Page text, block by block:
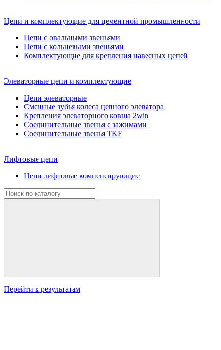
Цепи и комплектующие для цементной промышленности
Цепи с овальными звеньями
Цепи с кольцевыми звеньями
Комплектующие для крепления навесных цепей
Элеваторные цепи и комплектующие
Цепи элеваторные
Сменные зубья колеса цепного элеватора
Крепления элеваторного ковша 2win
Соединительные звенья с зажимами
Соединительные звенья TKF
Лифтовые цепи
Цепи лифтовые компенсирующие
Перейти к результатам